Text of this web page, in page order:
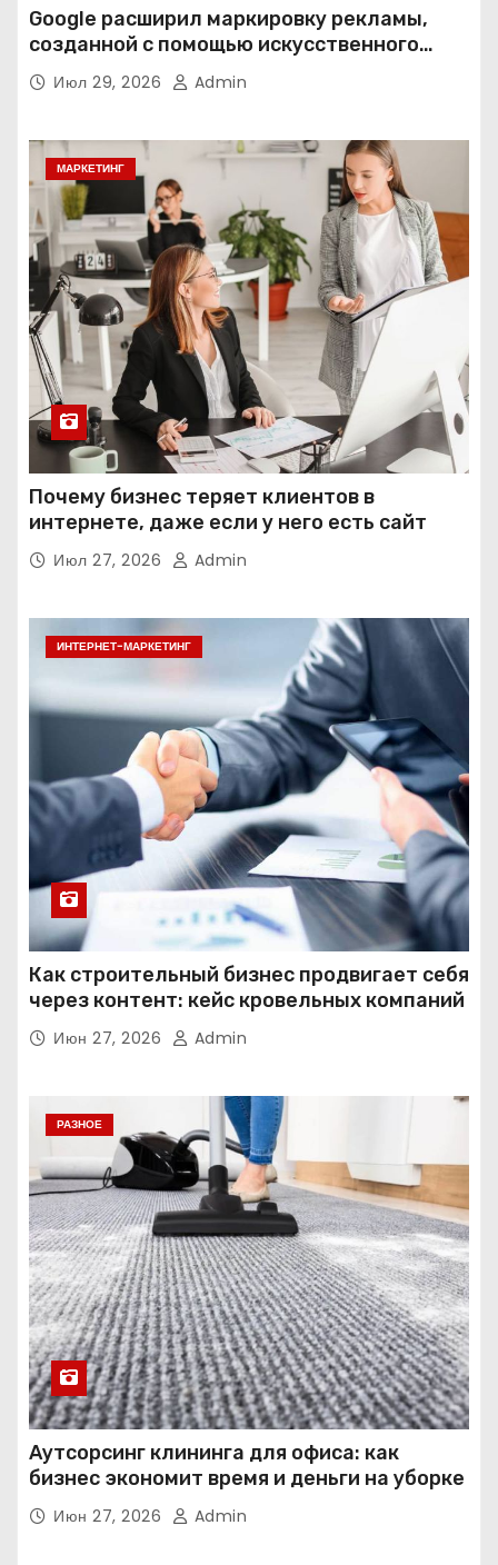
Google расширил маркировку рекламы,
созданной с помощью искусственного
интеллекта
Июл 29, 2026 Admin
МАРКЕТИНГ
Почему бизнес теряет клиентов в
интернете, даже если у него есть сайт
Июл 27, 2026 Admin
ИНТЕРНЕТ-МАРКЕТИНГ
Как строительный бизнес продвигает себя
через контент: кейс кровельных компаний
Июн 27, 2026 Admin
РАЗНОЕ
Аутсорсинг клининга для офиса: как
бизнес экономит время и деньги на уборке
Июн 27, 2026 Admin